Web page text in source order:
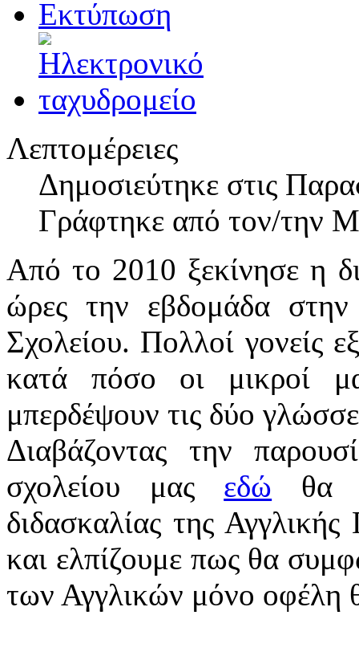
Λεπτομέρειες
Δημοσιεύτηκε στις
Γράφτηκε από τον/την
Από το 2010 ξεκίνησε η
ώρες την εβδομάδα
Σχολείου. Πολλοί γονείς
κατά πόσο οι μικροί
μπερδέψουν τις δύο
Διαβάζοντας την
σχολείου μας εδώ θα
διδασκαλίας της
και ελπίζουμε πως θα
των Αγγλικών μόνο οφέλη